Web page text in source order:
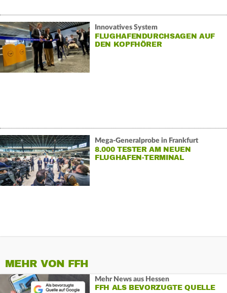
Innovatives System
FLUGHAFENDURCHSAGEN AUF
DEN KOPFHÖRER
Mega-Generalprobe in Frankfurt
8.000 TESTER AM NEUEN
FLUGHAFEN-TERMINAL
MEHR VON FFH
Mehr News aus Hessen
FFH ALS BEVORZUGTE QUELLE